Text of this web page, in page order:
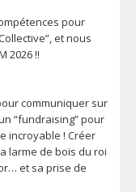
pour
et nous
2026 !!
communiquer sur
“fundraising” pour
incroyable ! Créer
larme de bois du roi
et sa prise de